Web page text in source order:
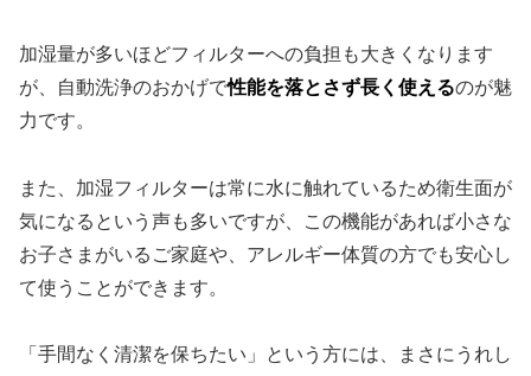
加湿量が多いほどフィルターへの負担も大きくなります
が、自動洗浄のおかげで性能を落とさず長く使えるのが魅
力です。
また、加湿フィルターは常に水に触れているため衛生面が
気になるという声も多いですが、この機能があれば小さな
お子さまがいるご家庭や、アレルギー体質の方でも安心し
て使うことができます。
「手間なく清潔を保ちたい」という方には、まさにうれし